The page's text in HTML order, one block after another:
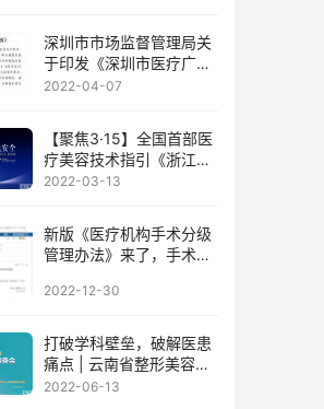
深圳市市场监督管理局关
于印发《深圳市医疗广告
合规指引》的通知
2022-04-07
【聚焦3·15】全国首部医
疗美容技术指引《浙江省
医疗美容技术指引》发布
2022-03-13
新版《医疗机构手术分级
管理办法》来了，手术权
职称挂钩!
2022-12-30
打破学科壁垒，破解医患
痛点 | 云南省整形美容协
会慢性创面修复分会筹备
2022-06-13